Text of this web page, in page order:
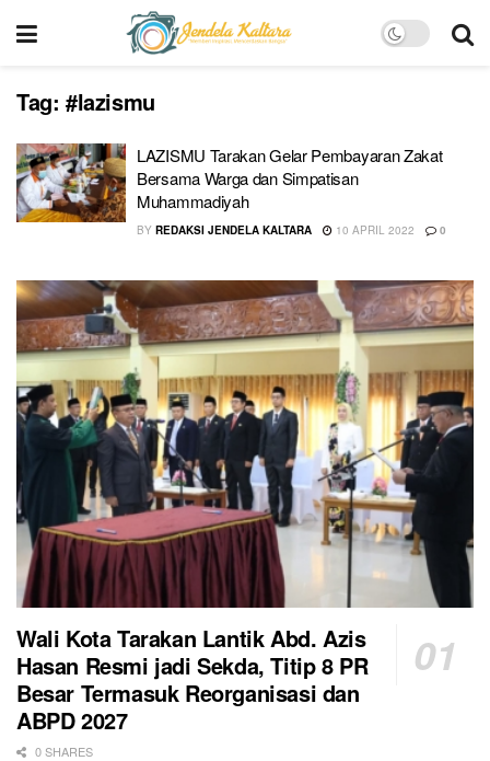
Tag: #lazismu
LAZISMU Tarakan Gelar Pembayaran Zakat
Bersama Warga dan Simpatisan
Muhammadiyah
BY REDAKSI JENDELA KALTARA 10 APRIL 2022 0
Wali Kota Tarakan Lantik Abd. Azis
Hasan Resmi jadi Sekda, Titip 8 PR
Besar Termasuk Reorganisasi dan
ABPD 2027
0 SHARES